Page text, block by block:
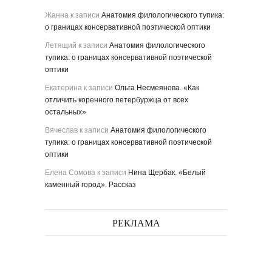
Жанна к записи Анатомия филологического тупика:
о границах консервативной поэтической оптики
Летящий к записи Анатомия филологического
тупика: о границах консервативной поэтической
оптики
Екатерина к записи Ольга Несмеянова. «Как
отличить коренного петербуржца от всех
остальных»
Вячеслав к записи Анатомия филологического
тупика: о границах консервативной поэтической
оптики
Елена Сомова к записи Нина Щербак. «Белый
каменный город». Рассказ
РЕКЛАМА